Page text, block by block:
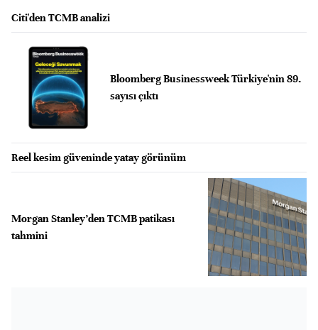
Citi'den TCMB analizi
Bloomberg Businessweek Türkiye'nin 89.
sayısı çıktı
Reel kesim güveninde yatay görünüm
Morgan Stanley’den TCMB patikası
tahmini